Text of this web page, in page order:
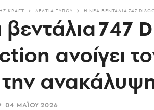
KRAFT ΔΕΛΤΊΑ ΤΎΠΟΥ Η ΝΈΑ ΒΕΝΤΆΛΙΑ 747
747
ανοίγει
04 ΜΑΪ́ΟΥ 2026